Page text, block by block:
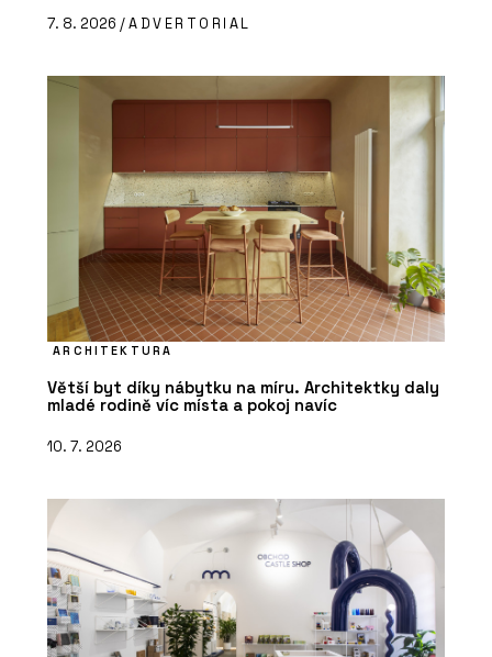
7. 8. 2026 /ADVERTORIAL
ARCHITEKTURA
Větší byt díky nábytku na míru. Architektky daly
mladé rodině víc místa a pokoj navíc
10. 7. 2026